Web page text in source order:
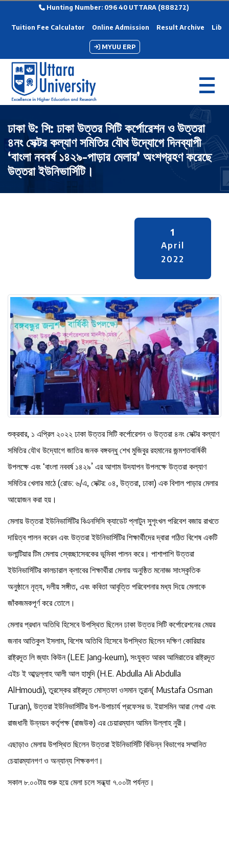
Hunting Number: 096 40 UTTARA (888272)
Tuition Fee Calculator Online Admission Result Archive
MYUU ERP
ঢাকা উ: সি: ঢাকা উত্তর সিটি কর্পোরেশন ও উত্তরা
৪নং সেক্টর কল্যাণ সমিতির যৌথ উদ্যোগে দিনব্যাপী
‘বাংলা নববর্ষ ১৪২৯-পাড়ার মেলায়’ অংশগ্রহণ করেছে
উত্তরা ইউনিভার্সিটি।
1
April
2022
শুক্রবার, ১ এপ্রিল ২০২২ ঢাকা উত্তর সিটি কর্পোরেশন ও উত্তরা ৪নং সেক্টর কল্যাণ
সমিতির যৌথ উদ্যোগে জাতির জনক বঙ্গবন্ধু শেখ মুজিবুর রহমানের জন্মশতবার্ষিকী
উপলক্ষে এবং ‘বাংলা নববর্ষ ১৪২৯’ এর আগাম উদযাপন উপলক্ষে উত্তরা কল্যাণ
সমিতির খেলার মাঠে (রোড: ৬/এ, সেক্টর: ০৪, উত্তরা, ঢাকা) এক বিশাল পাড়ার মেলার
আয়োজন করা হয়।
মেলায় উত্তরা ইউনিভার্সিটির বিএনসিসি ক্যাডেট প্লাটুন সুশৃংখল পরিবেশ বজায় রাখতে
দায়িত্ব পালন করেন এবং উত্তরা ইউনিভার্সিটির শিক্ষার্থীদের দ্বারা গঠিত বিশেষ একটি
ভলান্টিয়ার টিম মেলায় স্বেচ্ছাসেবকের ভূমিকা পালন করে। পাশাপাশি উত্তরা
ইউনিভার্সিটির কালচারাল ক্লাবের শিক্ষার্থীরা মেলায় অনুষ্ঠিত মনোজ্ঞ সাংস্কৃতিক
অনুষ্ঠানে নৃত্য, দলীয় সঙ্গীত, এবং কবিতা আবৃত্তি পরিবেশনার মধ্য দিয়ে মেলাকে
জাঁকজমকপূর্ণ করে তোলে।
মেলার প্রধান অতিথি হিসেবে উপস্থিত ছিলেন ঢাকা উত্তর সিটি কর্পোরেশনের মেয়র
জনাব আতিকুল ইসলাম, বিশেষ অতিথি হিসেবে উপস্থিত ছিলেন দক্ষিণ কোরিয়ার
রাষ্ট্রদূত লি জ্যাং কিউন (LEE Jang-keum), সংযুক্ত আরব আমিরাতের রাষ্ট্রদূত
এইচ ই আব্দুল্লাহ আলী আল হামুদি (H.E. Abdulla Ali Abdulla
AlHmoudi), তুরস্কের রাষ্ট্রদূত মোস্তফা ওসমান তুরান( Mustafa Osman
Turan), উত্তরা ইউনিভার্সিটির উপ-উপাচার্য প্রফেসর ড. ইয়াসমিন আরা লেখা এবং
রাজধানী উন্নয়ন কর্তৃপক্ষ (রাজউক) এর চেয়ারম্যান আমিন উল্লাহ নুরী।
এছাড়াও মেলায় উপস্থিত ছিলেন উত্তরা ইউনিভার্সিটি বিভিন্ন বিভাগের সম্মানিত
চেয়ারম্যানগণ ও অন্যান্য শিক্ষকগণ।
সকাল ৮.০০টায় শুরু হয়ে মেলা চলে সন্ধ্যা ৭.০০টা পর্যন্ত।